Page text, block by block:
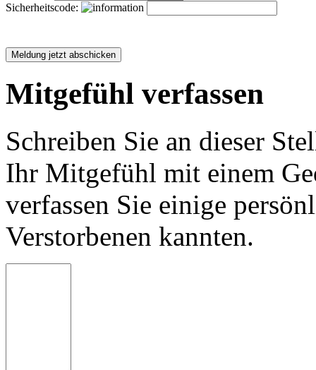
Sicherheitscode:
Mitgefühl verfassen
Schreiben Sie an dieser
Ihr Mitgefühl mit einem
verfassen Sie einige
Verstorbenen kannten.